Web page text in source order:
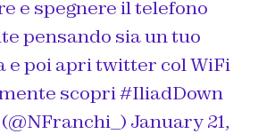
e spegnere il telefono
pensando sia un tuo
e poi apri twitter col WiFi
scopri#IliadDown
January 21,